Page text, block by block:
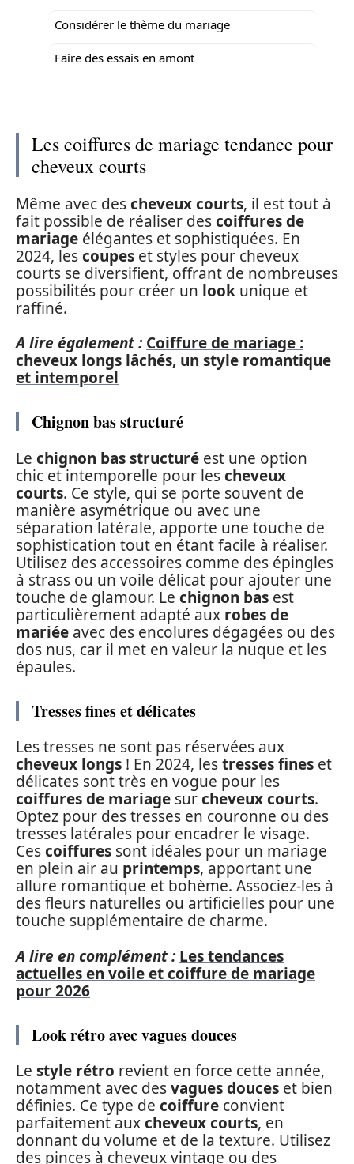
Considérer le thème du mariage
Faire des essais en amont
Les coiffures de mariage tendance pour
cheveux courts
Même avec descheveux courts, il est tout à
fait possible de réaliser descoiffures de
mariage élégantes et sophistiquées. En
2024, lescoupes et styles pour cheveux
courts se diversifient, offrant de nombreuses
possibilités pour créer un look unique et
raffiné.
A lire également : Coiffure de mariage :
cheveux longs lâchés, un style romantique
et intemporel
Chignon bas structuré
Le chignon bas structuré est une option
chic et intemporelle pour lescheveux
courts. Ce style, qui se porte souvent de
manière asymétrique ou avec une
séparation latérale, apporte une touche de
sophistication tout en étant facile à réaliser.
Utilisez des accessoires comme des épingles
à strass ou un voile délicat pour ajouter une
touche de glamour. Le chignon bas est
particulièrement adapté aux robes de
mariée avec des encolures dégagées ou des
dos nus, car il met en valeur la nuque et les
épaules.
Tresses fines et délicates
Les tresses ne sont pas réservées aux
cheveux longs ! En 2024, lestresses fines et
délicates sont très en vogue pour les
coiffures de mariage surcheveux courts.
Optez pour des tresses en couronne ou des
tresses latérales pour encadrer le visage.
Cescoiffures sont idéales pour un mariage
en plein air au printemps, apportant une
allure romantique et bohème. Associez-les à
des fleurs naturelles ou artificielles pour une
touche supplémentaire de charme.
A lire en complément : Les tendances
actuelles en voile et coiffure de mariage
pour 2026
Look rétro avec vagues douces
Le style rétro revient en force cette année,
notamment avec desvagues douces et bien
définies. Ce type de coiffure convient
parfaitement auxcheveux courts, en
donnant du volume et de la texture. Utilisez
des pinces à cheveux vintage ou des